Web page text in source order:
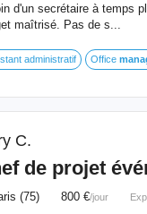
d'un secrétaire à temps
maîtrisé. Pas de s...
administratif Office
C.
de projet
(75) 800 €/jour